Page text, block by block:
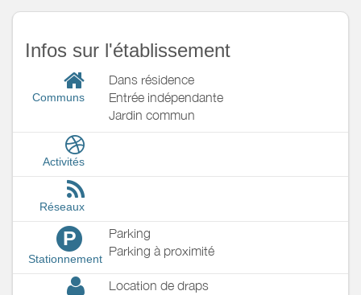
Infos sur l'établissement
Communs
Dans résidence
Entrée indépendante
Jardin commun
Activités
Réseaux
P
Stationnement
Parking
Parking à proximité
Location de draps